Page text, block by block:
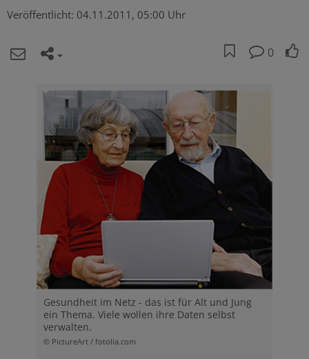
Veröffentlicht: 04.11.2011, 05:00 Uhr
0
Gesundheit im Netz - das ist für Alt und Jung
ein Thema. Viele wollen ihre Daten selbst
verwalten.
© PictureArt / fotolia.com